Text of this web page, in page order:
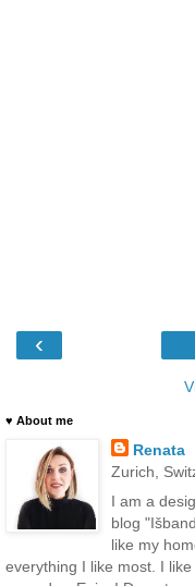
‹
♥ About me
Renata
Zurich,
I am a
blog
like my
everything I like most. I